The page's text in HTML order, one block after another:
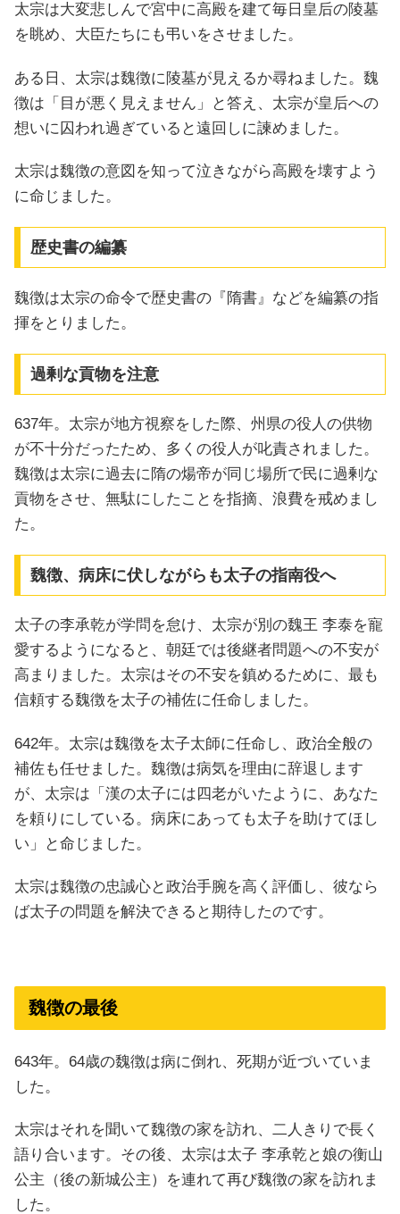
太宗は大変悲しんで宮中に高殿を建て毎日皇后の陵墓
を眺め、大臣たちにも弔いをさせました。
ある日、太宗は魏徴に陵墓が見えるか尋ねました。魏
徴は「目が悪く見えません」と答え、太宗が皇后への
想いに囚われ過ぎていると遠回しに諫めました。
太宗は魏徴の意図を知って泣きながら高殿を壊すよう
に命じました。
歴史書の編纂
魏徴は太宗の命令で歴史書の『隋書』などを編纂の指
揮をとりました。
過剰な貢物を注意
637年。太宗が地方視察をした際、州県の役人の供物
が不十分だったため、多くの役人が叱責されました。
魏徴は太宗に過去に隋の煬帝が同じ場所で民に過剰な
貢物をさせ、無駄にしたことを指摘、浪費を戒めまし
た。
魏徴、病床に伏しながらも太子の指南役へ
太子の李承乾が学問を怠け、太宗が別の魏王 李泰を寵
愛するようになると、朝廷では後継者問題への不安が
高まりました。太宗はその不安を鎮めるために、最も
信頼する魏徴を太子の補佐に任命しました。
642年。太宗は魏徴を太子太師に任命し、政治全般の
補佐も任せました。魏徴は病気を理由に辞退します
が、太宗は「漢の太子には四老がいたように、あなた
を頼りにしている。病床にあっても太子を助けてほし
い」と命じました。
太宗は魏徴の忠誠心と政治手腕を高く評価し、彼なら
ば太子の問題を解決できると期待したのです。
魏徴の最後
643年。64歳の魏徴は病に倒れ、死期が近づいていま
した。
太宗はそれを聞いて魏徴の家を訪れ、二人きりで長く
語り合います。その後、太宗は太子 李承乾と娘の衡山
公主（後の新城公主）を連れて再び魏徴の家を訪れま
した。